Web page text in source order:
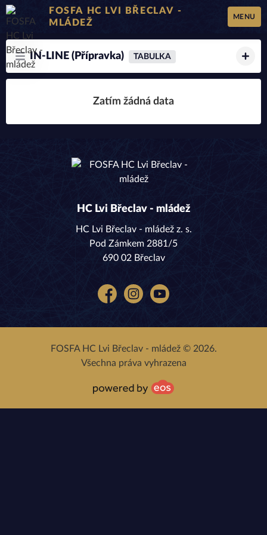
FOSFA HC LVI BŘECLAV -
MLÁDEŽ
MENU
IN-LINE (Přípravka) TABULKA
Zatím žádná data
HC Lvi Břeclav - mládež
HC Lvi Břeclav - mládež z. s.
Pod Zámkem 2881/5
690 02 Břeclav
FacebookInstagramYouTube
FOSFA HC Lvi Břeclav - mládež © 2026.
Všechna práva vyhrazena